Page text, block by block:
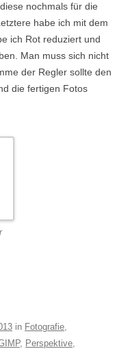
nochmals für die
habe ich mit dem
ich Rot reduziert und
Man muss sich nicht
der Regler sollte den
die fertigen Fotos
in Fotografie
, Perspektive